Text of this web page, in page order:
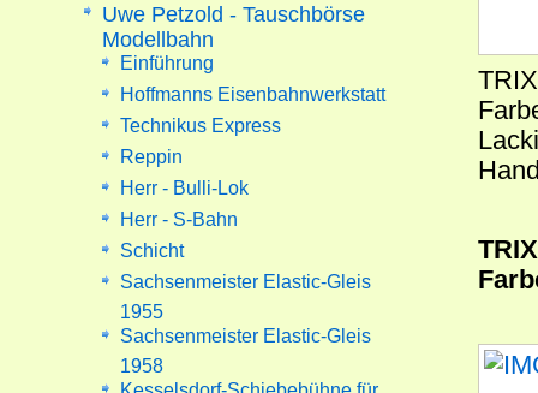
Uwe Petzold - Tauschbörse
Modellbahn
Einführung
Hoffmanns Eisenbahnwerkstatt
Technikus Express
Reppin
Herr - Bulli-Lok
Herr - S-Bahn
Schicht
Sachsenmeister Elastic-Gleis
1955
Sachsenmeister Elastic-Gleis
1958